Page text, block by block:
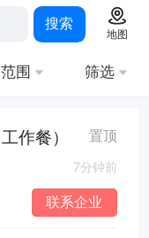
搜索
地图
围 筛选
作餐） 置顶
7分钟前
联系企业